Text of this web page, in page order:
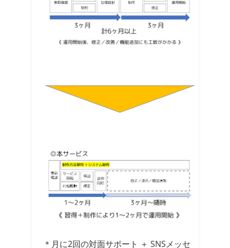
＊月に2回の対面サポート ＋ SNSメッセ